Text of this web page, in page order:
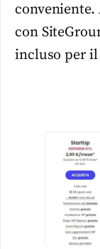
conveniente.
con
incluso per